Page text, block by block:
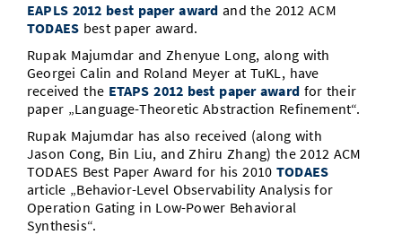
Vom Studium in den Beruf
Study Scheduler
Bibliothek
Open Science/Open Access
Start-ups
IT-Themenabend
Ranking
Zahlen & Fakten
Preise, Auszeichnungen und Förderungen
Kontakt
SIC Merchandise
SIC Podcast
Anfahrt
AnsprechpartnerInnen, Personen, Forschungsgruppen
Termine, Vorträge und Veranstaltungen
Alumni
EAPLS 2012 best paper award and the 2012 ACM
TODAES best paper award.
Rupak Majumdar and Zhenyue Long, along with
Georgei Calin and Roland Meyer at TuKL, have
received the ETAPS 2012 best paper award for their
paper „Language-Theoretic Abstraction Refinement“.
Rupak Majumdar has also received (along with
Jason Cong, Bin Liu, and Zhiru Zhang) the 2012 ACM
TODAES Best Paper Award for his 2010 TODAES
article „Behavior-Level Observability Analysis for
Operation Gating in Low-Power Behavioral
Synthesis“.